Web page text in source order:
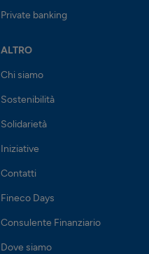
Private banking
ALTRO
Chi siamo
Sostenibilità
Solidarietà
Iniziative
Contatti
Fineco Days
Consulente Finanziario
Dove siamo